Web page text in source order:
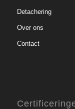
Detachering
Over ons
Contact